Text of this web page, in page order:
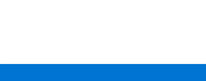
跳